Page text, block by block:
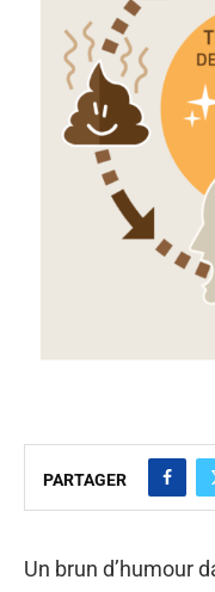
PARTAGER
Un brun d’humour